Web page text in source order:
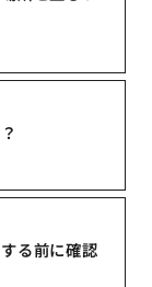
る前に確認